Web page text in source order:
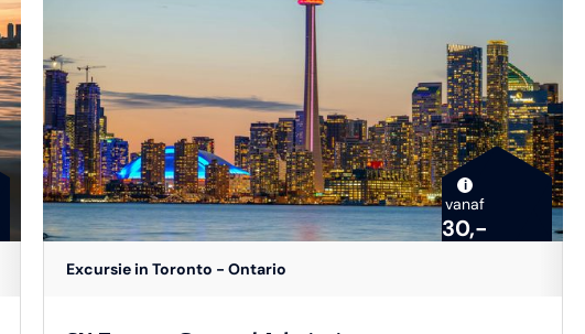
Engelssprekende gids deelt onderweg boeiende verhalen
over de geschiedenis en cultuur van de eilanden.
Hoogtepunten zijn onder andere Gibraltar Point
Lighthouse, de Royal Canadian Yacht Club en
spectaculaire uitzichtpunten over Lake Ontario. Deze tocht
is ideaal om de rust, charme en unieke sfeer van de
Toronto Islands in je op te nemen, met volop gelegenheid
i
vanaf
30,-
Excursie in Toronto - Ontario